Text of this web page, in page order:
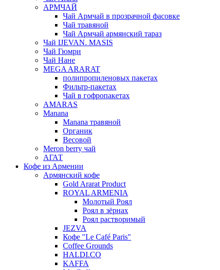
АРМЧАЙ
Чай Армчай в прозрачной фасовке
Чай травяной
Чай Армчай армянский тараз
Чай IJEVAN. MASIS
Чай Гюмри
Чай Нане
MEGA ARARAT
полипропиленовых пакетах
Фильтр-пакетах
Чай в гофропакетах
AMARAS
Manana
Manana травяной
Органик
Весовой
Meron berry чай
АГАТ
Кофе из Армении
Армянский кофе
Gold Ararat Product
ROYAL ARMENIA
Молотый Роял
Роял в зёрнах
Роял растворимый
JEZVA
Кофе "Le Café Paris"
Coffee Grounds
HALDI.CO
KAFFA